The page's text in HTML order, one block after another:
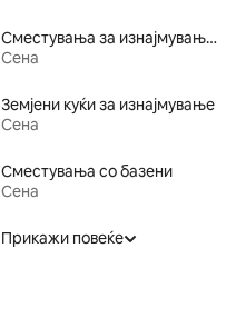
Сместувања за изнајмување со кревет со пристапна висина
Сена
Земјени куќи за изнајмување
Сена
Сместувања со базени
Сена
Прикажи повеќе